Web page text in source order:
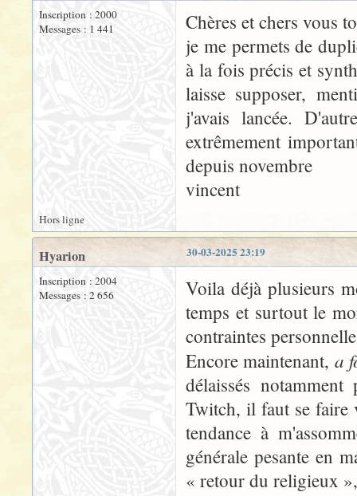
Inscription : 2000
Messages : 1 441
Chères et chers vous
je me permets de
à la fois précis et
laisse supposer,
j'avais lancée.
extrêmement
depuis novembre
vincent
Hors ligne
30-03-2025 23:19
Hyarion
Inscription : 2004
Messages : 2 656
Voila déjà plusieurs
temps et surtout le
contraintes
Encore maintenant, a
délaissés
Twitch, il faut se faire
tendance à
générale pesante en
« retour du religieux »,